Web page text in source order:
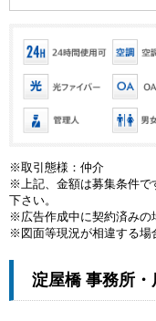
※取引態様：仲介
※上記、金額は募集条件で
下さい。
※広告作成中に契約済みの
※図面等現況が相違する場
淀屋橋 事務所